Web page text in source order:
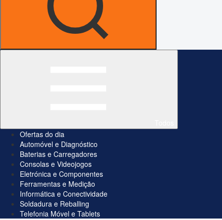
Ofertas do dia
Automóvel e Diagnóstico
Baterias e Carregadores
Consolas e Videojogos
Eletrónica e Componentes
Ferramentas e Medição
Informática e Conectividade
Soldadura e Reballing
Telefonia Móvel e Tablets